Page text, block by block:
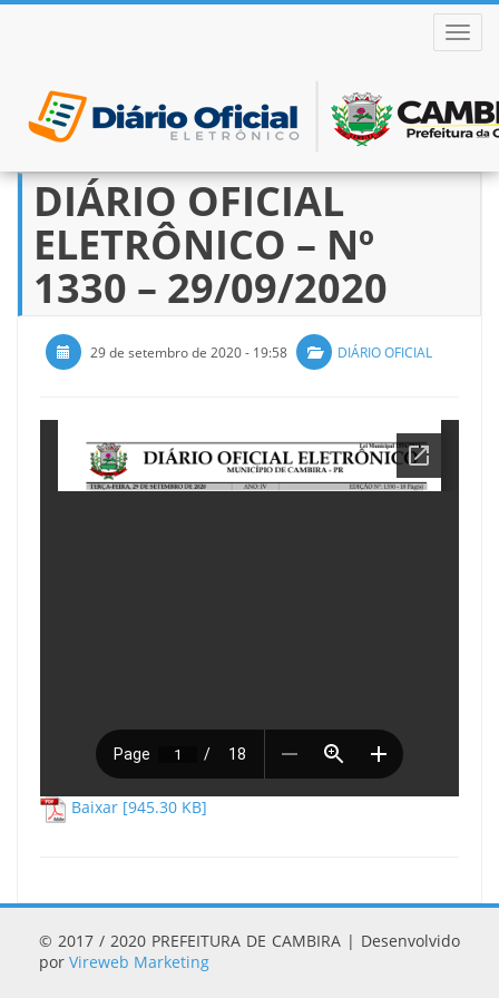
Pular
para
conteúdo
DIÁRIO OFICIAL
ELETRÔNICO – Nº
1330 – 29/09/2020
29 de setembro de 2020 - 19:58 DIÁRIO OFICIAL
Baixar [945.30 KB]
© 2017 / 2020 PREFEITURA DE CAMBIRA | Desenvolvido
por Vireweb Marketing